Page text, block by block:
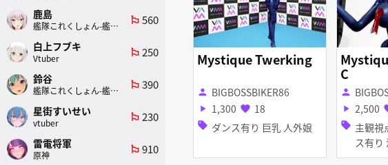
Mystique Twerking
person BIGBOSSBIKER86
play_arrow 1,300 favorite 18
sell ダンス有り 巨乳 人外娘
C
person
play_arrow 2,500
sell 主観視点 性行為有り
ス有り 淫乱 巨乳 人外娘
鹿島
艦隊これくしょん-艦これ-
emoji_flags 560
白上フブキ
Vtuber
emoji_flags 250
鈴谷
艦隊これくしょん-艦これ-
emoji_flags 390
星街すいせい
vtuber
emoji_flags 230
雷電将軍
原神
emoji_flags 910